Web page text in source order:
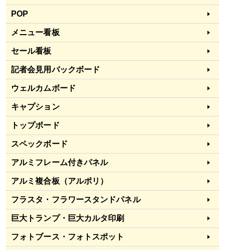
POP
メニュー看板
セール看板
記者会見用バックボード
ウェルカムボード
キャプション
トップボード
スペックボード
アルミフレーム付きパネル
アルミ複合板（アルポリ）
フラスタ・フラワースタンドパネル
巨大トランプ・巨大カルタ印刷
フォトブース・フォトスポット